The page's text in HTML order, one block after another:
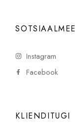
Instagram
Facebook
KLIENDITUGI